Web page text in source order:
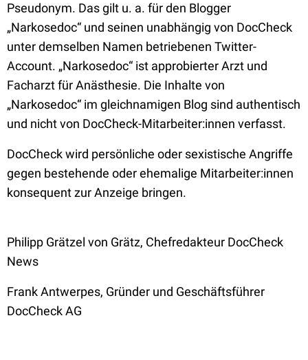
Pseudonym. Das gilt u. a. für den Blogger
„Narkosedoc“ und seinen unabhängig von DocCheck
unter demselben Namen betriebenen Twitter-
Account. „Narkosedoc“ ist approbierter Arzt und
Facharzt für Anästhesie. Die Inhalte von
„Narkosedoc“ im gleichnamigen Blog sind authentisch
und nicht von DocCheck-Mitarbeiter:innen verfasst.
DocCheck wird persönliche oder sexistische Angriffe
gegen bestehende oder ehemalige Mitarbeiter:innen
konsequent zur Anzeige bringen.
Philipp Grätzel von Grätz, Chefredakteur DocCheck
News
Frank Antwerpes, Gründer und Geschäftsführer
DocCheck AG